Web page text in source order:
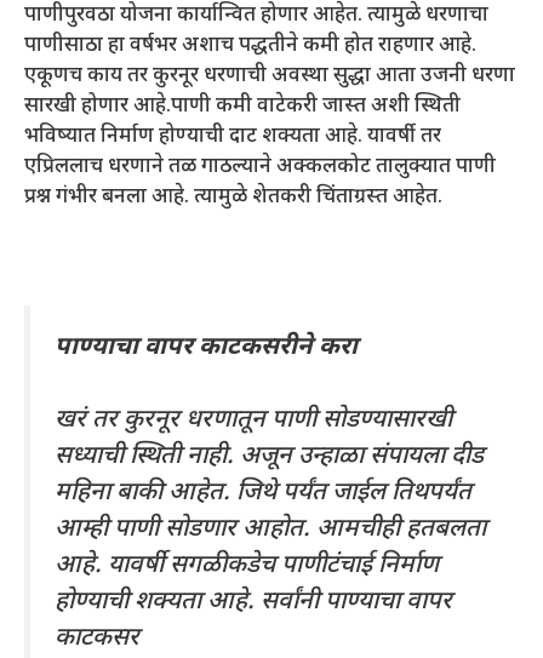
पाणीपुरवठा योजना कार्यान्वित होणार आहेत. त्यामुळे धरणाचा
पाणीसाठा हा वर्षभर अशाच पद्धतीने कमी होत राहणार आहे.
एकूणच काय तर कुरनूर धरणाची अवस्था सुद्धा आता उजनी धरणा
सारखी होणार आहे.पाणी कमी वाटेकरी जास्त अशी स्थिती
भविष्यात निर्माण होण्याची दाट शक्यता आहे. यावर्षी तर
एप्रिललाच धरणाने तळ गाठल्याने अक्कलकोट तालुक्यात पाणी
प्रश्न गंभीर बनला आहे. त्यामुळे शेतकरी चिंताग्रस्त आहेत.
पाण्याचा वापर काटकसरीने करा
खरं तर कुरनूर धरणातून पाणी सोडण्यासारखी
सध्याची स्थिती नाही. अजून उन्हाळा संपायला दीड
महिना बाकी आहेत. जिथे पर्यंत जाईल तिथपर्यंत
आम्ही पाणी सोडणार आहोत. आमचीही हतबलता
आहे. यावर्षी सगळीकडेच पाणीटंचाई निर्माण
होण्याची शक्यता आहे. सर्वांनी पाण्याचा वापर
काटकसर